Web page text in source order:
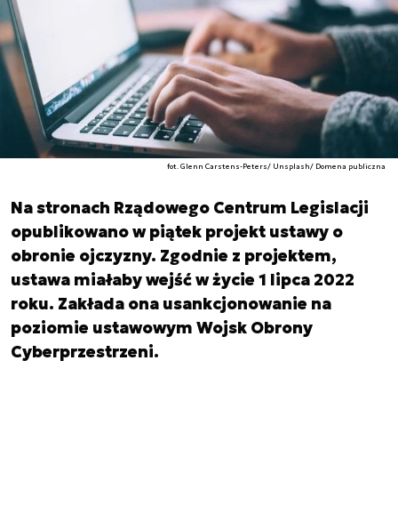
fot. Glenn Carstens-Peters/ Unsplash/ Domena publiczna
Na stronach Rządowego Centrum Legislacji
opublikowano w piątek projekt ustawy o
obronie ojczyzny. Zgodnie z projektem,
ustawa miałaby wejść w życie 1 lipca 2022
roku. Zakłada ona usankcjonowanie na
poziomie ustawowym Wojsk Obrony
Cyberprzestrzeni.